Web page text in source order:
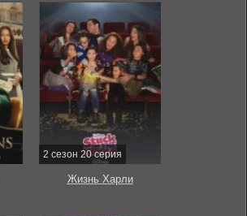
2 сезон 20 серия
Жизнь Харли